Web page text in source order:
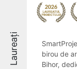
Laureați
birou de
Bihor,